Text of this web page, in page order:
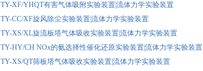
TY-XF/YHQT有害气体吸附实验装置|流体力学实验装置
TY-CC/XF旋风除尘实验装置|流体力学实验装置
TY-XS/XL旋流板塔气体吸收实验装置|流体力学实验装置
TY-HY/CH NOx的氨选择性催化还原实验装置|流体力学实验装置
TY-XS/QT筛板塔气体吸收实验装置|流体力学实验装置